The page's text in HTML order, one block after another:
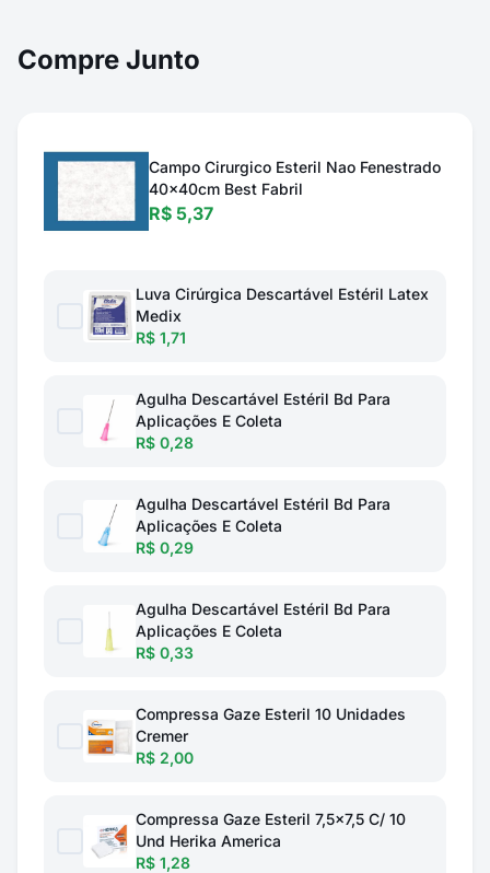
Compre Junto
Campo Cirurgico Esteril Nao Fenestrado
40x40cm Best Fabril
R$ 5,37
Luva Cirúrgica Descartável Estéril Latex
Medix
R$ 1,71
Agulha Descartável Estéril Bd Para
Aplicações E Coleta
R$ 0,28
Agulha Descartável Estéril Bd Para
Aplicações E Coleta
R$ 0,29
Agulha Descartável Estéril Bd Para
Aplicações E Coleta
R$ 0,33
Compressa Gaze Esteril 10 Unidades
Cremer
R$ 2,00
Compressa Gaze Esteril 7,5x7,5 C/ 10
Und Herika America
R$ 1,28